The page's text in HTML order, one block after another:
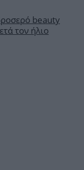
beauty
τον ήλιο